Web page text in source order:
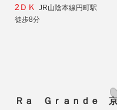
2ＤＫ JR山陰本線円町駅
徒歩8分
Ｒａ Ｇｒａｎｄｅ